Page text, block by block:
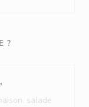
?
salade,